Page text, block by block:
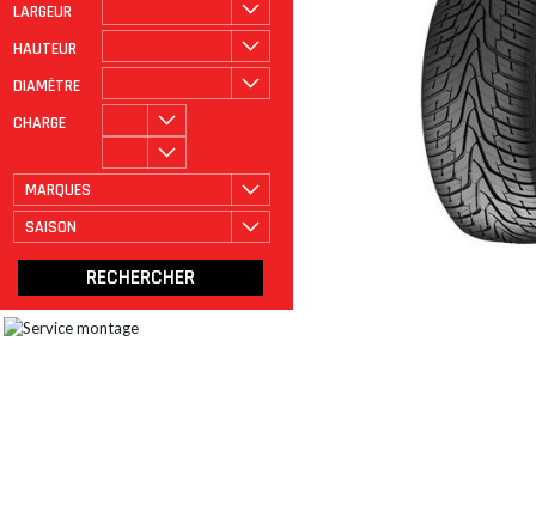
LARGEUR
HAUTEUR
DIAMÈTRE
CHARGE
MARQUES
SAISON
ROULAGE À PLAT